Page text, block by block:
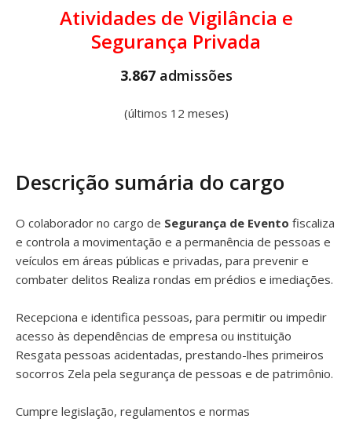
Atividades de Vigilância e
Segurança Privada
3.867 admissões
(últimos 12 meses)
Descrição sumária do cargo
O colaborador no cargo de Segurança de Evento fiscaliza
e controla a movimentação e a permanência de pessoas e
veículos em áreas públicas e privadas, para prevenir e
combater delitos Realiza rondas em prédios e imediações.
Recepciona e identifica pessoas, para permitir ou impedir
acesso às dependências de empresa ou instituição
Resgata pessoas acidentadas, prestando-lhes primeiros
socorros Zela pela segurança de pessoas e de patrimônio.
Cumpre legislação, regulamentos e normas